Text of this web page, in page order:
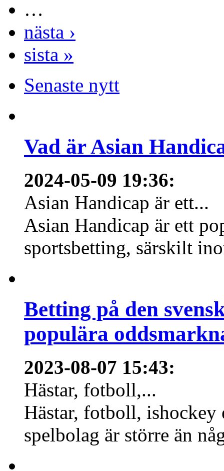
…
nästa ›
sista »
Senaste nytt
Vad är Asian
2024-05-09 19:36:
Asian Handicap är ett...
Asian Handicap är ett
sportsbetting, särskilt
Betting på den
populära
2023-08-07 15:43:
Hästar, fotboll,...
Hästar, fotboll,
spelbolag är större än